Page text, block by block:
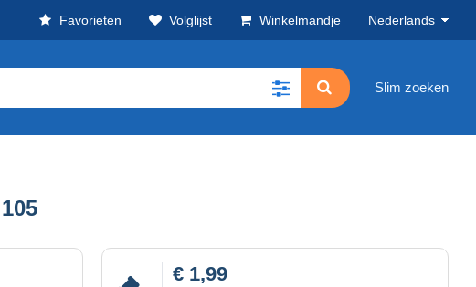
Favorieten Volglijst Winkelmandje Nederlands
Slim zoeken
€ 1,99